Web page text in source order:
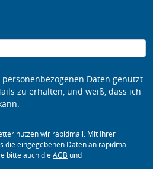
Daten genutzt
zu erhalten, und weiß, dass ich
nutzen wir rapidmail. Mit Ihrer
die eingegebenen Daten an rapidmail
bitte auch dieAGB und